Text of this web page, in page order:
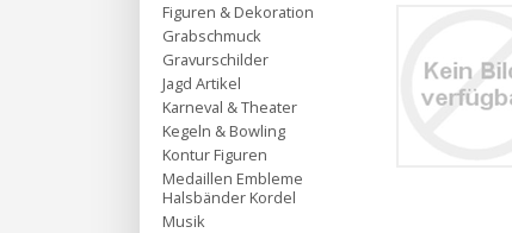
Figuren & Dekoration
Grabschmuck
Gravurschilder
Jagd Artikel
Karneval & Theater
Kegeln & Bowling
Kontur Figuren
Medaillen Embleme
Halsbänder Kordel
Musik